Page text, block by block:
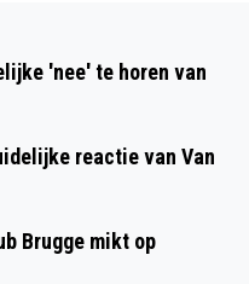
'nee' te horen van
reactie van Van
Brugge mikt op